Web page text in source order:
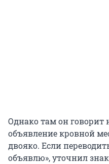
Однако там он говорит
объявление кровной
двояко. Если
объявлю», уточнил